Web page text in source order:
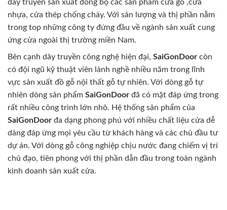
dây truyền sản xuất đồng bộ các sản phẩm cửa gỗ ,cửa
nhựa, cửa thép chống cháy. Với sản lượng và thị phần nằm
trong top những công ty đứng đầu về ngành sản xuất cung
ứng cửa ngoài thị trường miền Nam.
Bên cạnh dây truyền công nghệ hiện đại, SaiGonDoor còn
có đội ngũ kỹ thuật viên lành nghề nhiều năm trong lĩnh
vực sản xuất đồ gỗ nội thất gỗ tự nhiên. Với dòng gỗ tự
nhiên dòng sản phẩm SaiGonDoor đã có mặt đáp ứng trong
rất nhiều công trình lớn nhỏ. Hệ thống sản phẩm của
SaiGonDoor đa dạng phong phú với nhiều chất liệu cửa dễ
dàng đáp ứng mọi yêu cầu từ khách hàng và các chủ đầu tư
dự án. Với dòng gỗ công nghiệp chịu nước đang chiếm vị trí
chủ đạo, tiên phong với thị phần dẫn đầu trong toàn ngành
kinh doanh sản xuất cửa.